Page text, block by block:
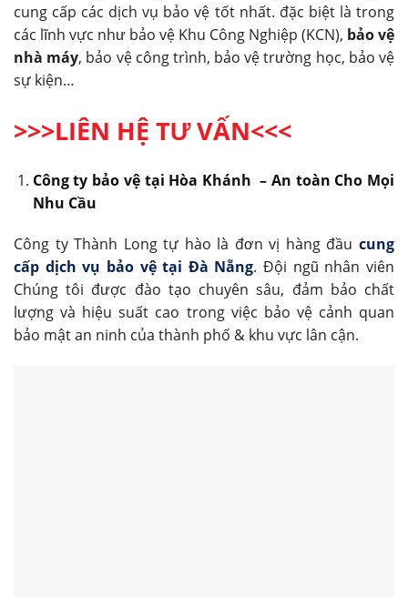
cung cấp các dịch vụ bảo vệ tốt nhất. đặc biệt là trong
các lĩnh vực như bảo vệ Khu Công Nghiệp (KCN), bảo vệ
nhà máy, bảo vệ công trình, bảo vệ trường học, bảo vệ
sự kiện…
>>>LIÊN HỆ TƯ VẤN<<<
Công ty bảo vệ tại Hòa Khánh – An toàn Cho Mọi
Nhu Cầu
Công ty Thành Long tự hào là đơn vị hàng đầu cung
cấp dịch vụ bảo vệ tại Đà Nẵng. Đội ngũ nhân viên
Chúng tôi được đào tạo chuyên sâu, đảm bảo chất
lượng và hiệu suất cao trong việc bảo vệ cảnh quan
bảo mật an ninh của thành phố & khu vực lân cận.